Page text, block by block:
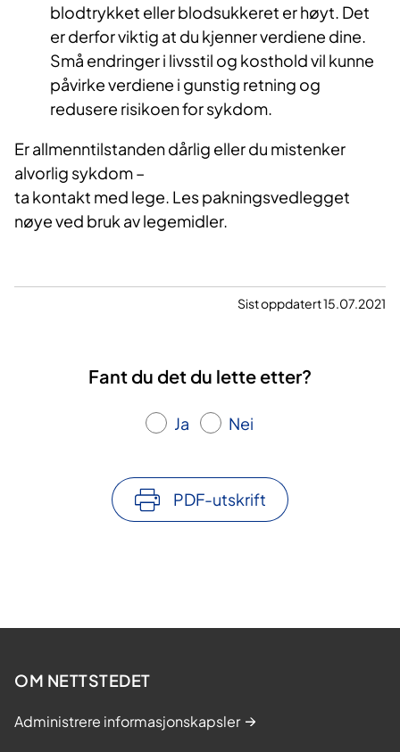
blodtrykket eller blodsukkeret er høyt. Det
er derfor viktig at du kjenner verdiene dine.
Små endringer i livsstil og kosthold vil kunne
påvirke verdiene i gunstig retning og
redusere risikoen for sykdom.
Er allmenntilstanden dårlig eller du mistenker
alvorlig sykdom –
ta kontakt med lege. Les pakningsvedlegget
nøye ved bruk av legemidler.
Sist oppdatert 15.07.2021
Fant du det du lette etter?
Ja Nei
PDF-utskrift
OM NETTSTEDET
Administrere informasjonskapsler